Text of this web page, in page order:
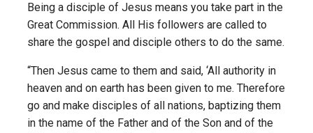
Being a disciple of Jesus means you take part in the
Great Commission. All His followers are called to
share the gospel and disciple others to do the same.
“Then Jesus came to them and said, ‘All authority in
heaven and on earth has been given to me. Therefore
go and make disciples of all nations, baptizing them
in the name of the Father and of the Son and of the